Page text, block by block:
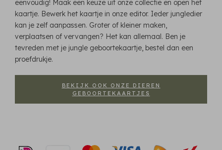
eenvoudig! Maak een keuze uit onze collectie en open het
kaartje. Bewerk het kaartje in onze editor. Ieder jungledier
kan je zelf aanpassen. Groter of kleiner maken,
verplaatsen of vervangen? Het kan allemaal. Ben je
tevreden met je jungle geboortekaartje, bestel dan een
proefdrukje.
BEKIJK OOK ONZE DIEREN
GEBOORTEKAARTJES